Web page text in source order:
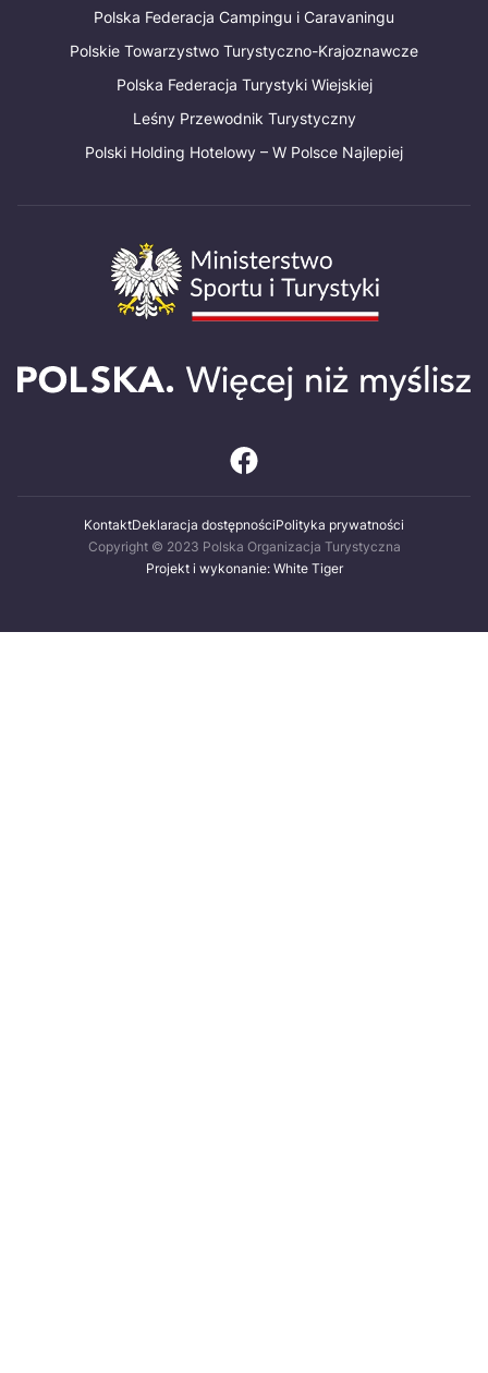
Polska Federacja Campingu i Caravaningu
Polskie Towarzystwo Turystyczno-Krajoznawcze
Polska Federacja Turystyki Wiejskiej
Leśny Przewodnik Turystyczny
Polski Holding Hotelowy – W Polsce Najlepiej
KontaktDeklaracja dostępnościPolityka prywatności
Copyright © 2023 Polska Organizacja Turystyczna
Projekt i wykonanie: White Tiger